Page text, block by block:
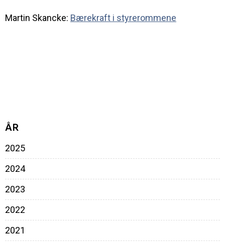
Martin Skancke: Bærekraft i styrerommene
ÅR
2025
2024
2023
2022
2021